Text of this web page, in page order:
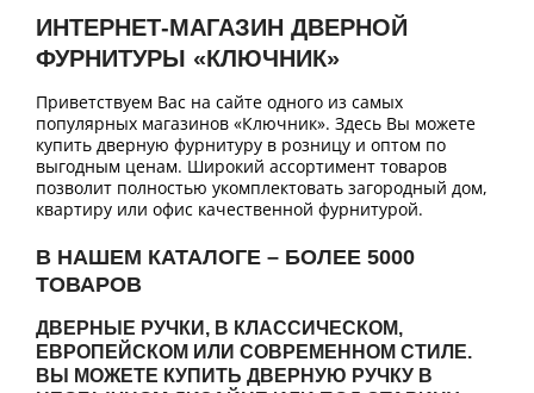
ИНТЕРНЕТ-МАГАЗИН ДВЕРНОЙ
ФУРНИТУРЫ «КЛЮЧНИК»
Приветствуем Вас на сайте одного из самых
популярных магазинов «Ключник». Здесь Вы можете
купить дверную фурнитуру в розницу и оптом по
выгодным ценам. Широкий ассортимент товаров
позволит полностью укомплектовать загородный дом,
квартиру или офис качественной фурнитурой.
В НАШЕМ КАТАЛОГЕ – БОЛЕЕ 5000
ТОВАРОВ
ДВЕРНЫЕ РУЧКИ, В КЛАССИЧЕСКОМ,
ЕВРОПЕЙСКОМ ИЛИ СОВРЕМЕННОМ СТИЛЕ.
ВЫ МОЖЕТЕ КУПИТЬ ДВЕРНУЮ РУЧКУ В